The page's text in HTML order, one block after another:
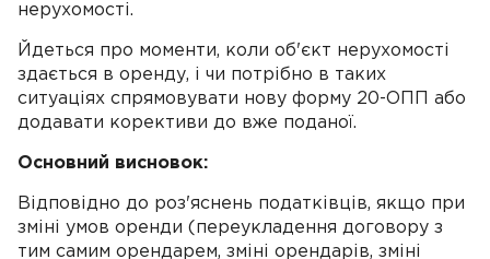
нерухомості.
Йдеться про моменти, коли об'єкт нерухомості
здається в оренду, і чи потрібно в таких
ситуаціях спрямовувати нову форму 20-ОПП або
додавати корективи до вже поданої.
Основний висновок:
Відповідно до роз'яснень податківців, якщо при
зміні умов оренди (переукладення договору з
тим самим орендарем, зміні орендарів, зміні